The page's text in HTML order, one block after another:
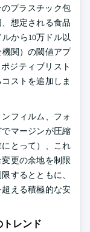
のプラスチック包
想定される食品
から10万ドル以
機関）の閾値アプ
ジティブリスト
ストを追加しま
フィルム、フォ
マージンが圧縮
とって）、これ
更の余地を制限
するとともに、
える積極的な安
レンド